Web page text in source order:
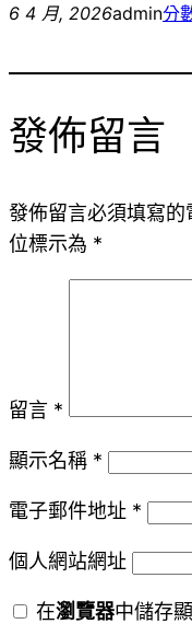
6 4 月, 2026admin分
發佈留言
發佈留言必須填寫的
位標示為 *
留言 *
顯示名稱 *
電子郵件地址 *
個人網站網址
在瀏覽器中儲存